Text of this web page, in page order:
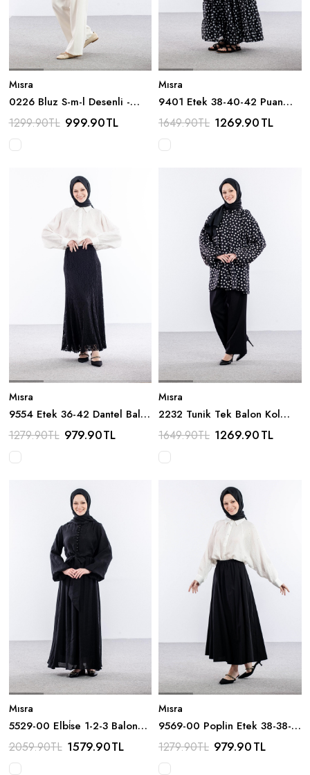
Mısra
0226 Bluz S-m-l Desenli -
Yesil
1299.90TL 999.90TL
Mısra
9401 Etek 38-40-42 Puan
Katli - Siyah
1649.90TL 1269.90TL
Mısra
9554 Etek 36-42 Dantel Balik
- Siyah
1279.90TL 979.90TL
Mısra
2232 Tunik Tek Balon Kol
Yaka Firfir - Siyah
1649.90TL 1269.90TL
Mısra
5529-00 Elbi̇se 1-2-3 Balon
Kol On Dugmeli - Siyah
2059.90TL 1579.90TL
Mısra
9569-00 Poplin Etek 38-38-
40-40 - Siyah
1279.90TL 979.90TL